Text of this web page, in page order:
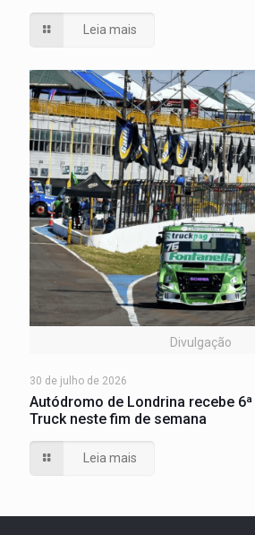
Leia mais
Divulgação
30 de julho de 2026
Autódromo de Londrina recebe
Truck neste fim de semana
Leia mais